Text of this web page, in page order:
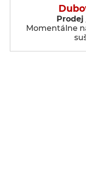
Prodej
Momentálne